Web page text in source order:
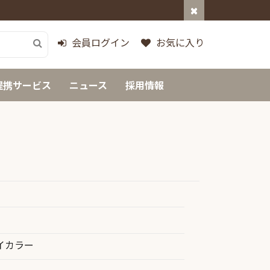
会員ログイン お気に入り
携サービス ニュース 採用情報
カラー